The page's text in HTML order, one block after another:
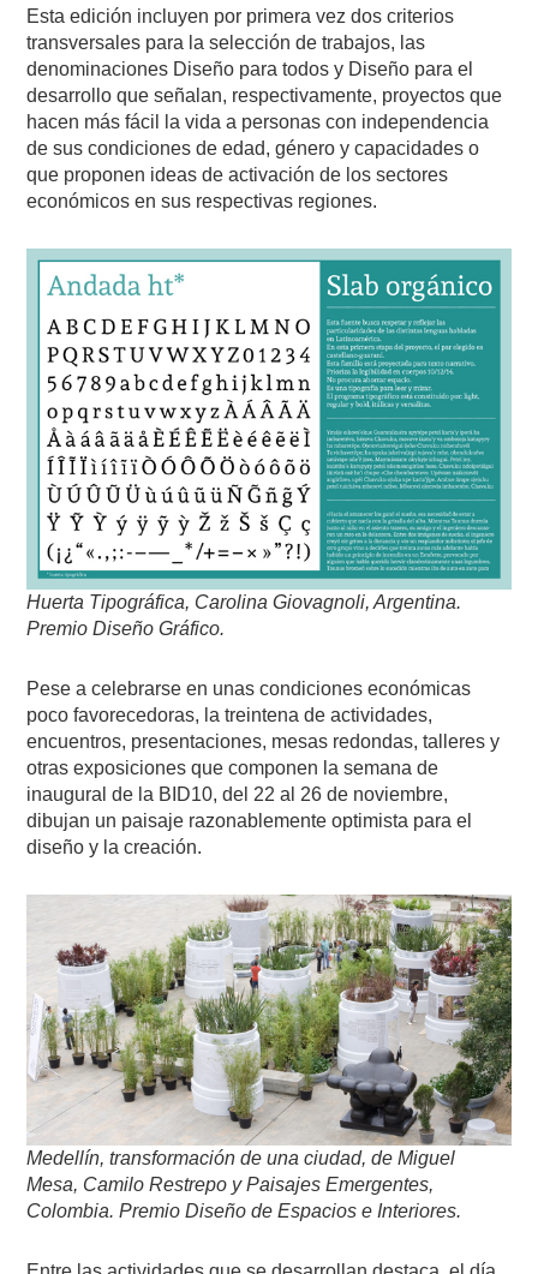
Esta edición incluyen por primera vez dos criterios
transversales para la selección de trabajos, las
denominaciones Diseño para todos y Diseño para el
desarrollo que señalan, respectivamente, proyectos que
hacen más fácil la vida a personas con independencia
de sus condiciones de edad, género y capacidades o
que proponen ideas de activación de los sectores
económicos en sus respectivas regiones.
Huerta Tipográfica, Carolina Giovagnoli, Argentina.
Premio Diseño Gráfico.
Pese a celebrarse en unas condiciones económicas
poco favorecedoras, la treintena de actividades,
encuentros, presentaciones, mesas redondas, talleres y
otras exposiciones que componen la semana de
inaugural de la BID10, del 22 al 26 de noviembre,
dibujan un paisaje razonablemente optimista para el
diseño y la creación.
Medellín, transformación de una ciudad, de Miguel
Mesa, Camilo Restrepo y Paisajes Emergentes,
Colombia. Premio Diseño de Espacios e Interiores.